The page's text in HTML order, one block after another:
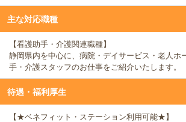
主な対応職種
【看護助手・介護関連職種】
静岡県内を中心に、病院・デイサービス・老人ホ
手・介護スタッフのお仕事をご紹介いたします。
待遇・福利厚生
【★ベネフィット・ステーション利用可能★】